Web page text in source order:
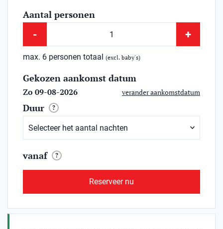
Aantal personen
- +
max. 6 personen totaal (excl. baby's)
Gekozen aankomst datum
Zo 09-08-2026 verander aankomstdatum
Duur ?
vanaf ?
Reserveer nu